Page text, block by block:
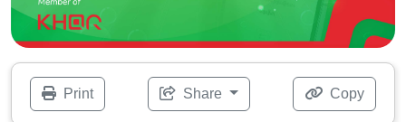
Print Share Copy